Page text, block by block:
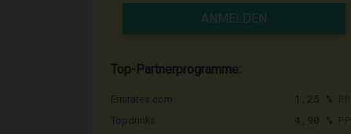
ANMELDEN
Top-Partnerprogramme:
Emirates.com 1,25 %
Topdrinks 4,90 %